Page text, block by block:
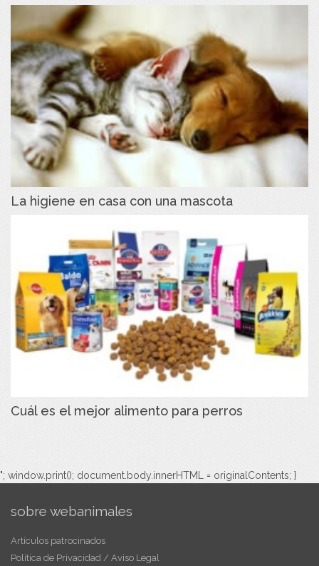
La higiene en casa con una mascota
Cuál es el mejor alimento para perros
"; window.print(); document.body.innerHTML = originalContents; }
sobre webanimales
Artículos patrocinados
Política de Privacidad / Aviso Legal